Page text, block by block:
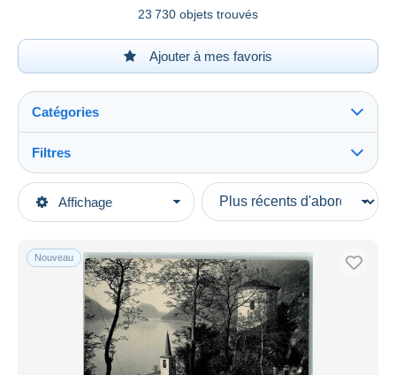
23 730 objets trouvés
Ajouter à mes favoris
Affichage
Catégories
Catégories principales
Europe
Suisse
TI Tessin
Filtres
Types de vente
En cours
Prix fixes
Enchères avec offres
Enchères sans offres
Maisons de vente
Vendus
Nouveau